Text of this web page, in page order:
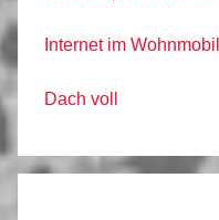
Internet im Wohnmobil
Dach voll